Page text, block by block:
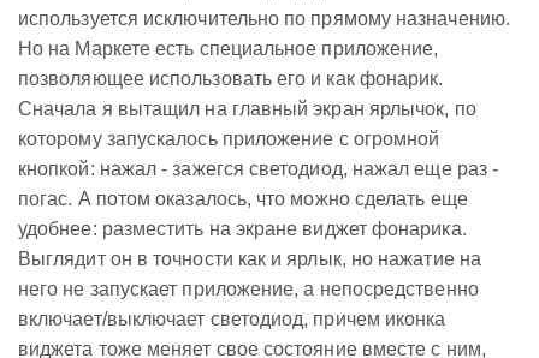
используется исключительно по прямому назначению.
Но на Маркете есть специальное приложение,
позволяющее использовать его и как фонарик.
Сначала я вытащил на главный экран ярлычок, по
которому запускалось приложение с огромной
кнопкой: нажал - зажегся светодиод, нажал еще раз -
погас. А потом оказалось, что можно сделать еще
удобнее: разместить на экране виджет фонарика.
Выглядит он в точности как и ярлык, но нажатие на
него не запускает приложение, а непосредственно
включает/выключает светодиод, причем иконка
виджета тоже меняет свое состояние вместе с ним,